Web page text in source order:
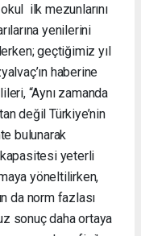
ilk mezunlarını
yenilerini
geçtiğimiz yıl
haberine
“Aynı zamanda
değil Türkiye’nin
bulunarak
kapasitesi yeterli
yöneltilirken,
da norm fazlası
sonuç daha ortaya